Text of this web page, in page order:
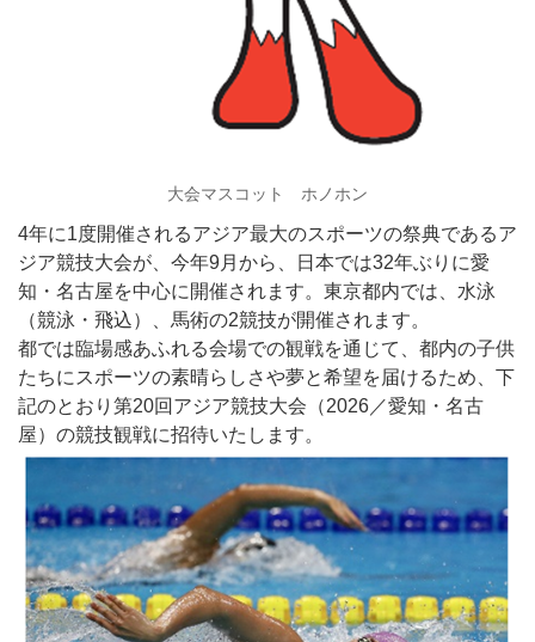
大会マスコット ホノホン
4年に1度開催されるアジア最大のスポーツの祭典であるア
ジア競技大会が、今年9月から、日本では32年ぶりに愛
知・名古屋を中心に開催されます。東京都内では、水泳
（競泳・飛込）、馬術の2競技が開催されます。
都では臨場感あふれる会場での観戦を通じて、都内の子供
たちにスポーツの素晴らしさや夢と希望を届けるため、下
記のとおり第20回アジア競技大会（2026／愛知・名古
屋）の競技観戦に招待いたします。